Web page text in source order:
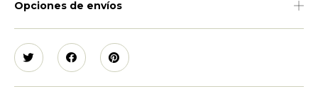
Opciones de envíos